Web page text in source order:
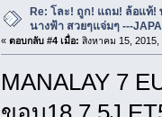
Re: โละ! ถูก! แถม! ล้อแท้!
นางฟ้า สวยๆแจ่มๆ ---
« ตอบกลับ #4 เมื่อ: สิงหาคม 15, 2015,
MANALAY 7